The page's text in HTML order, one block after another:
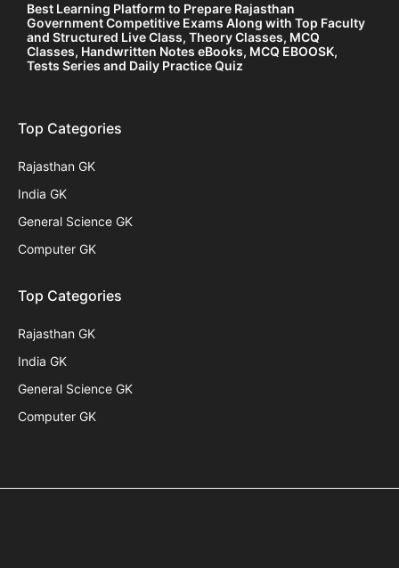
Best Learning Platform to Prepare Rajasthan
Government Competitive Exams Along with Top Faculty
and Structured Live Class, Theory Classes, MCQ
Classes, Handwritten Notes eBooks, MCQ EBOOSK,
Tests Series and Daily Practice Quiz
Top Categories
Rajasthan GK
India GK
General Science GK
Computer GK
Top Categories
Rajasthan GK
India GK
General Science GK
Computer GK